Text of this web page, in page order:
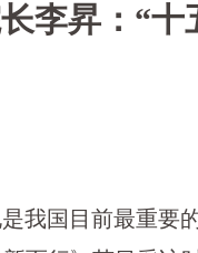
李昇：“十
我国目前最重要